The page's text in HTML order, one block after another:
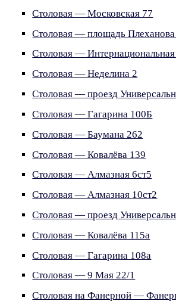
Столовая — Московская 77
Столовая — площадь Плеханова
Столовая —
Столовая — Неделина 2
Столовая — проезд
Столовая — Гагарина 100Б
Столовая — Баумана 262
Столовая — Ковалёва 139
Столовая — Алмазная 6ст5
Столовая — Алмазная 10ст2
Столовая — проезд
Столовая — Ковалёва 115а
Столовая — Гагарина 108а
Столовая — 9 Мая 22/1
Столовая на Фанерной —